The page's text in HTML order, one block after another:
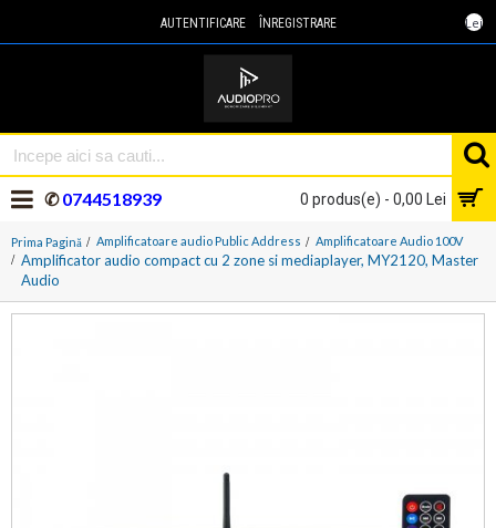
Lei
AUTENTIFICARE ÎNREGISTRARE
0 produs(e) - 0,00 Lei
✆0744518939
Prima Pagină Amplificatoare audio Public Address Amplificatoare Audio 100V
Amplificator audio compact cu 2 zone si mediaplayer, MY2120, Master
Audio